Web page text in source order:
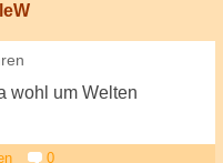
wohl um Welten
0